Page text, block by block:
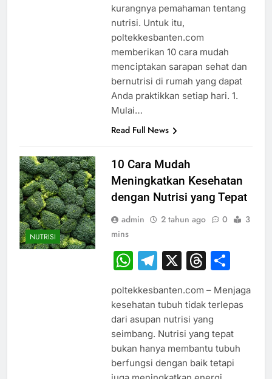
kurangnya pemahaman tentang
nutrisi. Untuk itu,
poltekkesbanten.com
memberikan 10 cara mudah
menciptakan sarapan sehat dan
bernutrisi di rumah yang dapat
Anda praktikkan setiap hari. 1.
Mulai…
Read Full News
NUTRISI
10 Cara Mudah
Meningkatkan Kesehatan
dengan Nutrisi yang Tepat
admin 2 tahun ago 0
3
mins
WhatsApp
Telegram
X
poltekkesbanten.com – Menjaga
kesehatan tubuh tidak terlepas
dari asupan nutrisi yang
seimbang. Nutrisi yang tepat
bukan hanya membantu tubuh
berfungsi dengan baik tetapi